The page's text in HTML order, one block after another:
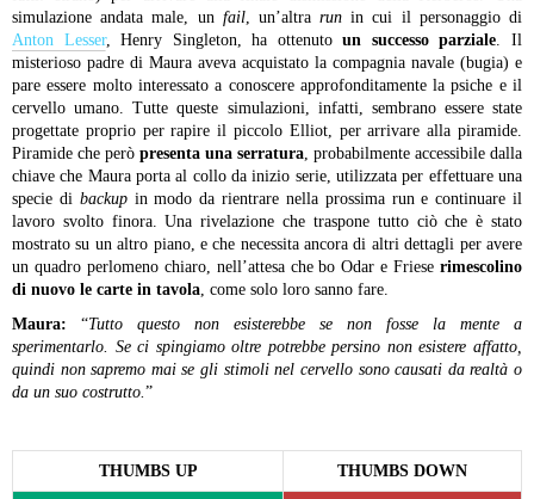
simulazione andata male, un fail, un’altrarun in cui il personaggio di
Anton Lesser, Henry Singleton, ha ottenutoun successo parziale. Il
misterioso padre di Maura aveva acquistato la compagnia navale (bugia) e
pare essere molto interessato a conoscere approfonditamente la psiche e il
cervello umano. Tutte queste simulazioni, infatti, sembrano essere state
progettate proprio per rapire il piccolo Elliot, per arrivare alla piramide.
Piramide che però presenta una serratura, probabilmente accessibile dalla
chiave che Maura porta al collo da inizio serie, utilizzata per effettuare una
specie di backupin modo da rientrare nella prossima run e continuare il
lavoro svolto finora. Una rivelazione che traspone tutto ciò che è stato
mostrato su un altro piano, e che necessita ancora di altri dettagli per avere
un quadro perlomeno chiaro, nell’attesa che bo Odar e Friese rimescolino
di nuovo le carte in tavola, come solo loro sanno fare.
Maura: “Tutto questo non esisterebbe se non fosse la mente a
sperimentarlo. Se ci spingiamo oltre potrebbe persino non esistere affatto,
quindi non sapremo mai se gli stimoli nel cervello sono causati da realtà o
da un suo costrutto.”
THUMBS UP THUMBS DOWN